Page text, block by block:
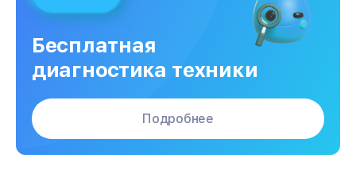
Бесплатная
диагностика техники
Подробнее